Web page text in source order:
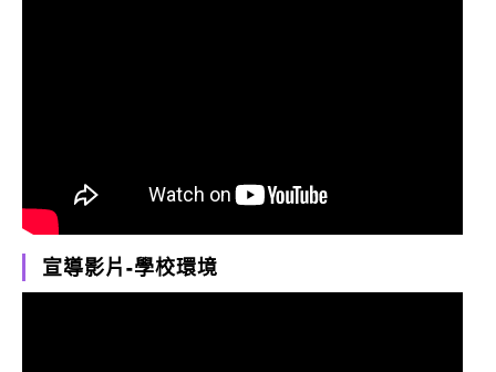
宣導影片-學校環境